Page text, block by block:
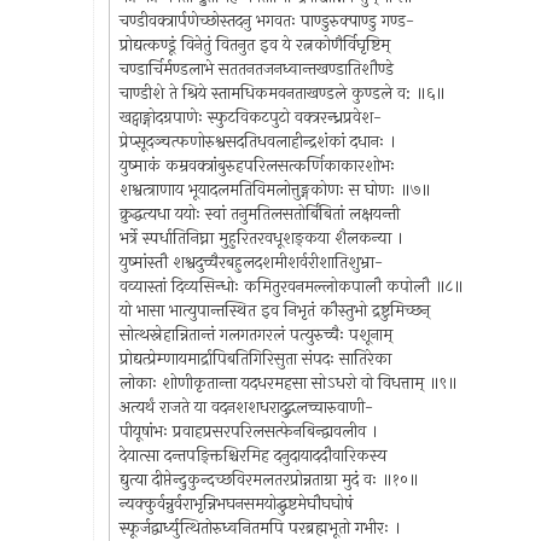
चण्डीवक्त्रार्पणेच्छोस्तदनु भगवतः पाण्डुरुक्पाण्डु गण्ड-
प्रोद्यत्कण्डूं विनेतुं वितनुत इव ये रत्नकोणैर्विघृष्टिम्
चण्डार्चिर्मण्डलाभे सततनतजनध्वान्तखण्डातिशौण्डे
चाण्डीशे ते श्रिये स्तामधिकमवनताखण्डले कुण्डले व: ॥६॥
खट्वाङ्गोदग्रपाणेः स्फुटविकटपुटो वक्त्ररन्ध्रप्रवेश-
प्रेप्सूदञ्चत्फणोरुश्वसदतिधवलाहीन्द्रशंकां दधानः ।
युष्माकं कम्रवक्त्रांबुरुहपरिलसत्कर्णिकाकारशोभः
शश्वत्त्राणाय भूयादलमतिविमलोत्तुङ्गकोणः स घोणः ॥७॥
क्रुद्धत्यधा ययोः स्वां तनुमतिलसतोर्बिंबितां लक्षयन्ती
भर्त्रे स्पर्धातिनिघ्ना मुहुरितरवधूशङ्कया शैलकन्या ।
युष्मांस्तौ शश्वदुच्चैरबहुलदशमीशर्वरीशातिशुभ्रा-
वव्यास्तां दिव्यसिन्धोः कमितुरवनमल्लोकपालौ कपोलौ ॥८॥
यो भासा भात्युपान्तस्थित इव निभृतं कौस्तुभो द्रष्टुमिच्छन्
सोत्थस्नेहान्नितान्तं गलगतगरलं पत्युरुच्चैः पशूनाम्
प्रोद्यत्प्रेम्णायमार्द्रापिबतिगिरिसुता संपदः सातिरेका
लोकाः शोणीकृतान्ता यदधरमहसा सोऽधरो वो विधत्ताम् ॥९॥
अत्यर्थं राजते या वदनशशधरादुद्गलच्चारुवाणी-
पीयूषांभः प्रवाहप्रसरपरिलसत्फेनबिन्द्वावलीव ।
देयात्सा दन्तपङ्क्तिश्चिरमिह दनुदायाददौवारिकस्य
द्युत्या दीप्तेन्दुकुन्दच्छविरमलतरप्रोन्नताग्रा मुदं वः ॥१०॥
न्यक्कुर्वन्नुर्वराभृन्निभघनसमयोद्घुष्टमेघौघघोषं
स्फूर्जद्वार्ध्युत्थितोरुध्वनितमपि परब्रह्मभूतो गभीरः ।